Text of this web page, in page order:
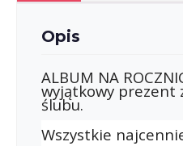
Opis
ALBUM NA
wyjątkowy prezent
ślubu.
Wszystkie